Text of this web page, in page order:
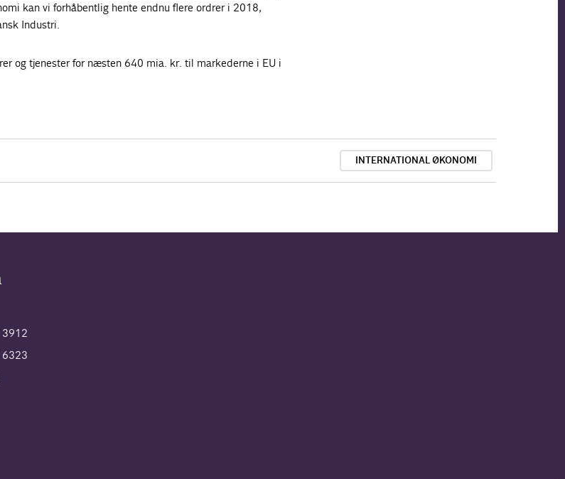
kan vi forhåbentlig hente endnu flere ordrer i 2018,
Industri.
og tjenester for næsten 640 mia. kr. til markederne i EU i
INTERNATIONAL ØKONOMI